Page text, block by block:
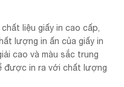
liệu giấy in cao cấp,
lượng in ấn của giấy in
cao và màu sắc trung
được in ra với chất lượng